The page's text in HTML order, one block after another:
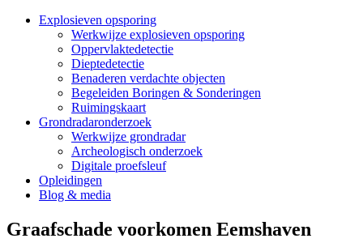
Explosieven opsporing
Werkwijze explosieven opsporing
Oppervlaktedetectie
Dieptedetectie
Benaderen verdachte objecten
Begeleiden Boringen & Sonderingen
Ruimingskaart
Grondradaronderzoek
Werkwijze grondradar
Archeologisch onderzoek
Digitale proefsleuf
Opleidingen
Blog & media
Graafschade voorkomen Eemshaven